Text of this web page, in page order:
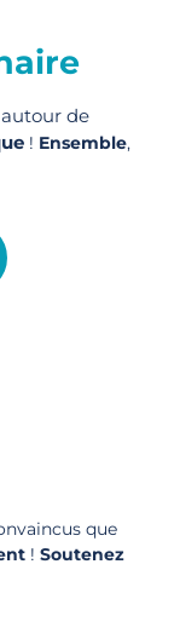
de
! Ensemble,
que
! Soutenez